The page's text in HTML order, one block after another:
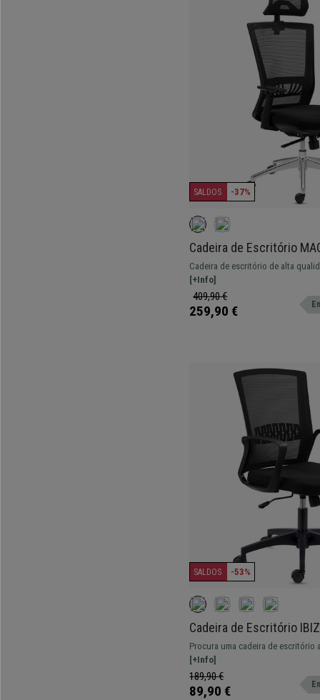
SALDOS -37%
Cadeira de Escritório
Suporte lombar, Base
Premium, em Preto
Cadeira de escritório de alta
intensivo. Combina um design
materiais de alta qualidade.
[+Info]
409,90 €
259,90 €
SALDOS -53%
Cadeira de Escritório
Mecanismo de
Procura uma cadeira de escritório
excelente qualidade? Encontrou!
lombar, cómodo e resistente.
[+Info]
189,90 €
89,90 €